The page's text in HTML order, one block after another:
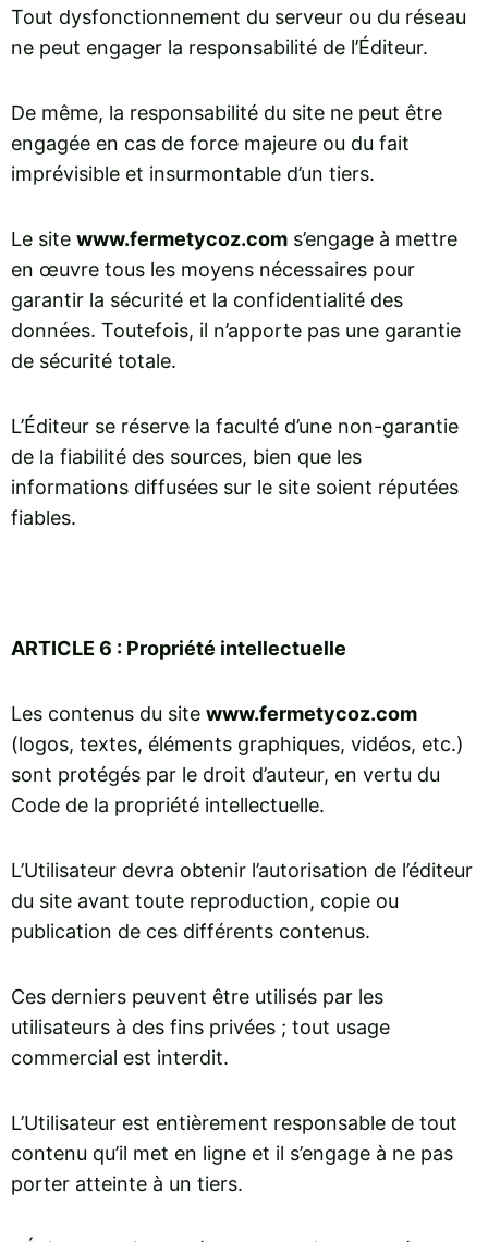
Tout dysfonctionnement du serveur ou du réseau
ne peut engager la responsabilité de l’Éditeur.
De même, la responsabilité du site ne peut être
engagée en cas de force majeure ou du fait
imprévisible et insurmontable d’un tiers.
Le site www.fermetycoz.com s’engage à mettre
en œuvre tous les moyens nécessaires pour
garantir la sécurité et la confidentialité des
données. Toutefois, il n’apporte pas une garantie
de sécurité totale.
L’Éditeur se réserve la faculté d’une non-garantie
de la fiabilité des sources, bien que les
informations diffusées sur le site soient réputées
fiables.
ARTICLE 6 : Propriété intellectuelle
Les contenus du site www.fermetycoz.com
(logos, textes, éléments graphiques, vidéos, etc.)
sont protégés par le droit d’auteur, en vertu du
Code de la propriété intellectuelle.
L’Utilisateur devra obtenir l’autorisation de l’éditeur
du site avant toute reproduction, copie ou
publication de ces différents contenus.
Ces derniers peuvent être utilisés par les
utilisateurs à des fins privées ; tout usage
commercial est interdit.
L’Utilisateur est entièrement responsable de tout
contenu qu’il met en ligne et il s’engage à ne pas
porter atteinte à un tiers.